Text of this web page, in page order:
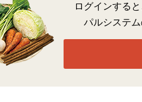
ログインする
パルシステ